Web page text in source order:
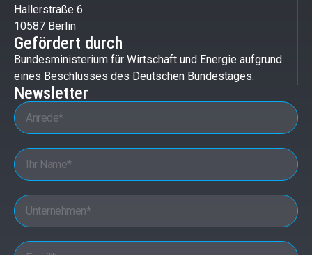
Hallerstraße 6
10587 Berlin
Gefördert durch
Bundesministerium für Wirtschaft und Energie aufgrund
eines Beschlusses des Deutschen Bundestages.
Newsletter